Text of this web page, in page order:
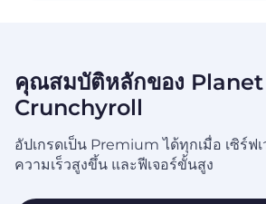
คุณสมบัติหลักของ Planet
Crunchyroll
อัปเกรดเป็น Premium ได้ทุกเมื่อ เซิร์ฟ
ความเร็วสูงขึ้น และฟีเจอร์ขั้นสูง